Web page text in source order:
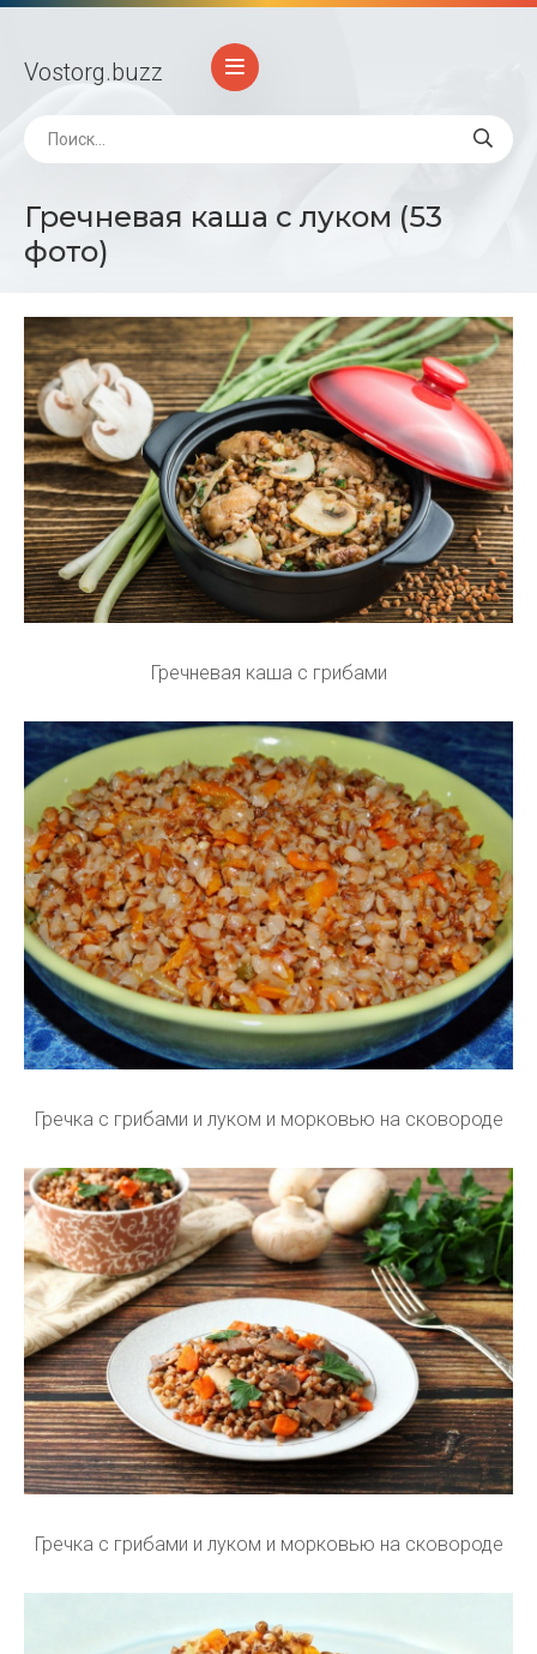
Vostorg.buzz
Гречневая каша с луком (53
фото)
Гречневая каша с грибами
Гречка с грибами и луком и морковью на сковороде
Гречка с грибами и луком и морковью на сковороде